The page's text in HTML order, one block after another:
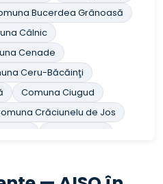
Bucerdea Grânoasă
Câlnic
Cenade
Ceru-Băcăinţi
Comuna Ciugud
Crăciunelu de Jos